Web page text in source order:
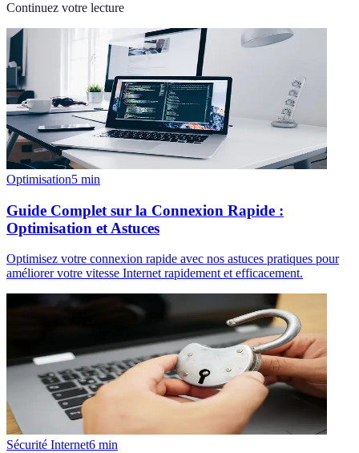
Continuez votre lecture
Optimisation5 min
Guide Complet sur la Connexion Rapide :
Optimisation et Astuces
Optimisez votre connexion rapide avec nos astuces pratiques pour
améliorer votre vitesse Internet rapidement et efficacement.
Sécurité Internet6 min